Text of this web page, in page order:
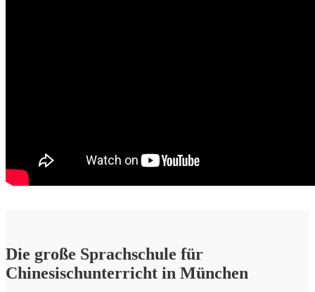
Die große Sprachschule für
Chinesischunterricht in München